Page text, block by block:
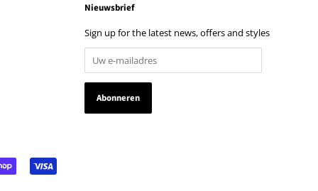
Nieuwsbrief
Sign up for the latest news, offers and styles